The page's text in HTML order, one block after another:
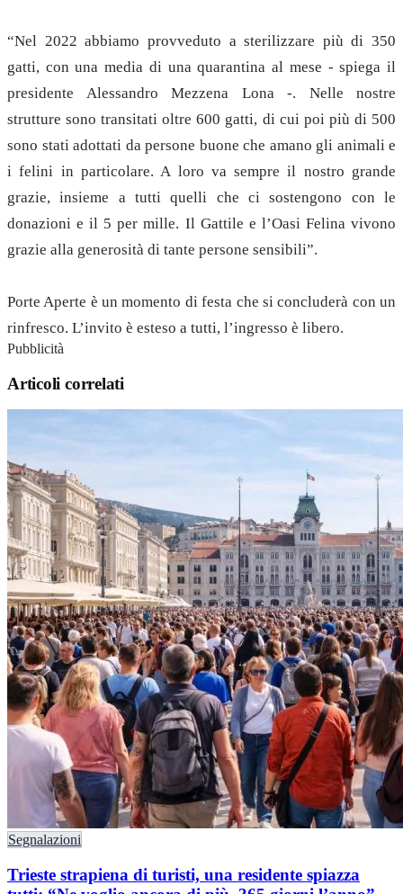
“Nel 2022 abbiamo provveduto a sterilizzare più di 350
gatti, con una media di una quarantina al mese - spiega il
presidente Alessandro Mezzena Lona -. Nelle nostre
strutture sono transitati oltre 600 gatti, di cui poi più di 500
sono stati adottati da persone buone che amano gli animali e
i felini in particolare. A loro va sempre il nostro grande
grazie, insieme a tutti quelli che ci sostengono con le
donazioni e il 5 per mille. Il Gattile e l’Oasi Felina vivono
grazie alla generosità di tante persone sensibili”.
Porte Aperte è un momento di festa che si concluderà con un
rinfresco. L’invito è esteso a tutti, l’ingresso è libero.
Pubblicità
Articoli correlati
Segnalazioni
Trieste strapiena di turisti, una residente spiazza